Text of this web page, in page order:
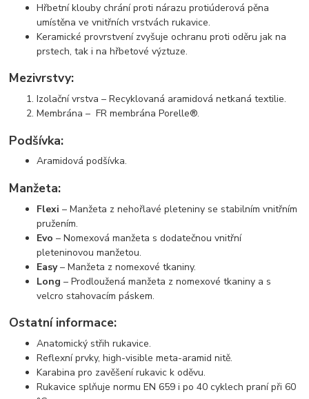
Hřbetní klouby chrání proti nárazu protiúderová pěna
umístěna ve vnitřních vrstvách rukavice.
Keramické provrstvení zvyšuje ochranu proti oděru jak na
prstech, tak i na hřbetové výztuze.
Mezivrstvy:
Izolační vrstva – Recyklovaná aramidová netkaná textilie.
Membrána – FR membrána Porelle®.
Podšívka:
Aramidová podšívka.
Manžeta:
Flexi– Manžeta z nehořlavé pleteniny se stabilním vnitřním
pružením.
Evo– Nomexová manžeta s dodatečnou vnitřní
pleteninovou manžetou.
Easy– Manžeta z nomexové tkaniny.
Long– Prodloužená manžeta z nomexové tkaniny a s
velcro stahovacím páskem.
Ostatní informace:
Anatomický střih rukavice.
Reflexní prvky, high-visible meta-aramid nitě.
Karabina pro zavěšení rukavic k oděvu.
Rukavice splňuje normu EN 659 i po 40 cyklech praní při 60